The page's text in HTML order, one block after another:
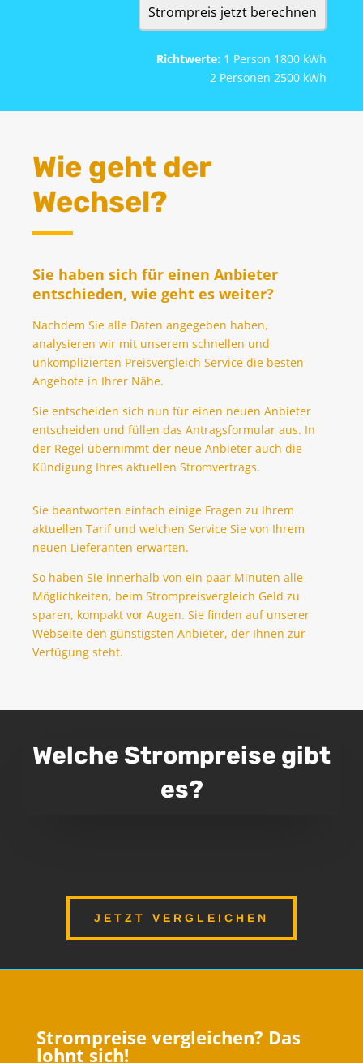
Richtwerte: 1 Person 1800 kWh
2 Personen 2500 kWh
Wie geht der
Wechsel?
Sie haben sich für einen Anbieter
entschieden, wie geht es weiter?
Nachdem Sie alle Daten angegeben haben,
analysieren wir mit unserem schnellen und
unkomplizierten ​Preisvergleich Service ​die besten
Angebote in Ihrer Nähe.
​Sie entscheiden sich nun für einen neuen Anbieter
entscheiden und füllen das Antragsformular aus. In
der Regel übernimmt der neue Anbieter auch die
Kündigung Ihres aktuellen Stromvertrags.
Sie beantworten einfach einige Fragen zu Ihrem
aktuellen Tarif und welchen Service Sie von Ihrem
neuen Lieferanten erwarten.
So haben Sie innerhalb von ein paar Minuten alle
Möglichkeiten, beim Strompreisvergleich Geld zu
sparen, kompakt vor Augen. Sie finden auf unserer
Webseite den günstigsten Anbieter, der Ihnen zur
Verfügung steht.
Welche Strompreise gibt
es?
JETZT VERGLEICHEN
Strompreise vergleichen? Das
lohnt sich!